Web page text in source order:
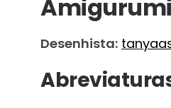
Desenhista: